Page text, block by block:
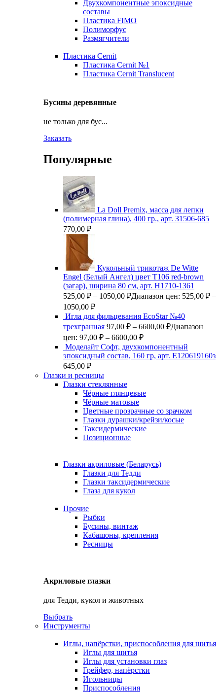
Двухкомпонентные эпоксидные
составы
Пластика FIMO
Полиморфус
Размягчители
Пластика Cernit
Пластика Cernit №1
Пластика Cernit Translucent
Бусины деревянные
не только для бус...
Заказать
Популярные
La Doll Premix, масса для лепки
(полимерная глина), 400 гр., арт. З1506-685
770,00 ₽
Кукольный трикотаж De Witte
Engel (Белый Ангел) цвет Т106 red-brown
(загар), ширина 80 см, арт. Н1710-1361
525,00 ₽ – 1050,00 ₽Диапазон цен: 525,00 ₽ –
1050,00 ₽
Игла для фильцевания EcoStar №40
трехгранная 97,00 ₽ – 6600,00 ₽Диапазон
цен: 97,00 ₽ – 6600,00 ₽
Моделайт Софт, двухкомпонентный
эпоксидный состав, 160 гр, арт. Е120619160з
645,00 ₽
Глазки и ресницы
Глазки стеклянные
Чёрные глянцевые
Чёрные матовые
Цветные прозрачные со зрачком
Глазки дурашки/крейзи/косые
Таксидермические
Позиционные
Глазки акриловые (Беларусь)
Глазки для Тедди
Глазки таксидермические
Глаза для кукол
Прочие
Рыбки
Бусины, винтаж
Кабашоны, крепления
Ресницы
Акриловые глазки
для Тедди, кукол и животных
Выбрать
Инструменты
Иглы, напёрстки, приспособления для шитья
Иглы для шитья
Иглы для установки глаз
Грейфер, напёрстки
Игольницы
Приспособления